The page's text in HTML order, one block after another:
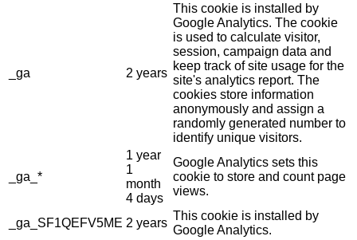
_ga 2 years
This cookie is installed by
Google Analytics. The cookie
is used to calculate visitor,
session, campaign data and
keep track of site usage for the
site's analytics report. The
cookies store information
anonymously and assign a
randomly generated number to
identify unique visitors.
_ga_*
1 year
1
month
4 days
Google Analytics sets this
cookie to store and count page
views.
_ga_SF1QEFV5ME 2 years
This cookie is installed by
Google Analytics.